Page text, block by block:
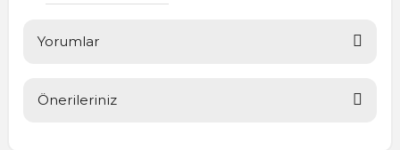
Yorumlar
Önerileriniz